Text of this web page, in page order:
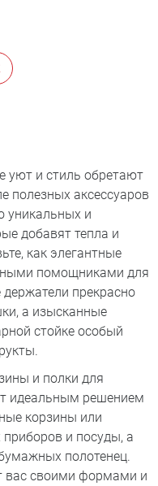
уют и стиль обретают
полезных аксессуаров
уникальных и
добавят тепла и
как элегантные
помощниками для
прекрасно
а изысканные
стойке особый
и полки для
идеальным решением
корзины или
и посуды, а
полотенец.
вас своими формами и